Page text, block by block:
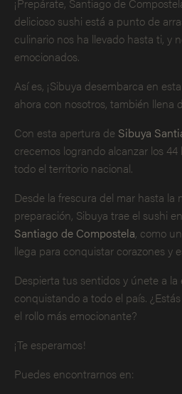
delicioso sushi está a punto de
culinario nos ha llevado hasta ti, y
emocionados.
Así es, ¡Sibuya desembarca en
ahora con nosotros, también llena
Con esta apertura de Sibuya
crecemos logrando alcanzar los
todo el territorio nacional.
Desde la frescura del mar hasta la
preparación, Sibuya trae el sushi
Santiago de Compostela, como
llega para conquistar corazones y
Despierta tus sentidos y únete a
conquistando a todo el país.
el rollo más emocionante?
¡Te esperamos!
Puedes encontrarnos en: